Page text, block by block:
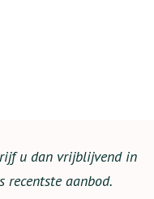
u dan vrijblijvend in
recentste aanbod.